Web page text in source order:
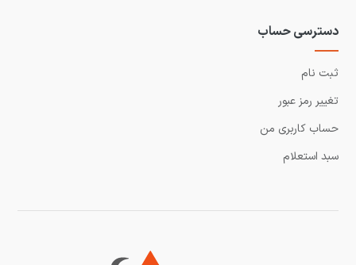
دسترسی حساب
ثبت نام
تغییر رمز عبور
حساب کاربری من
سبد استعلام